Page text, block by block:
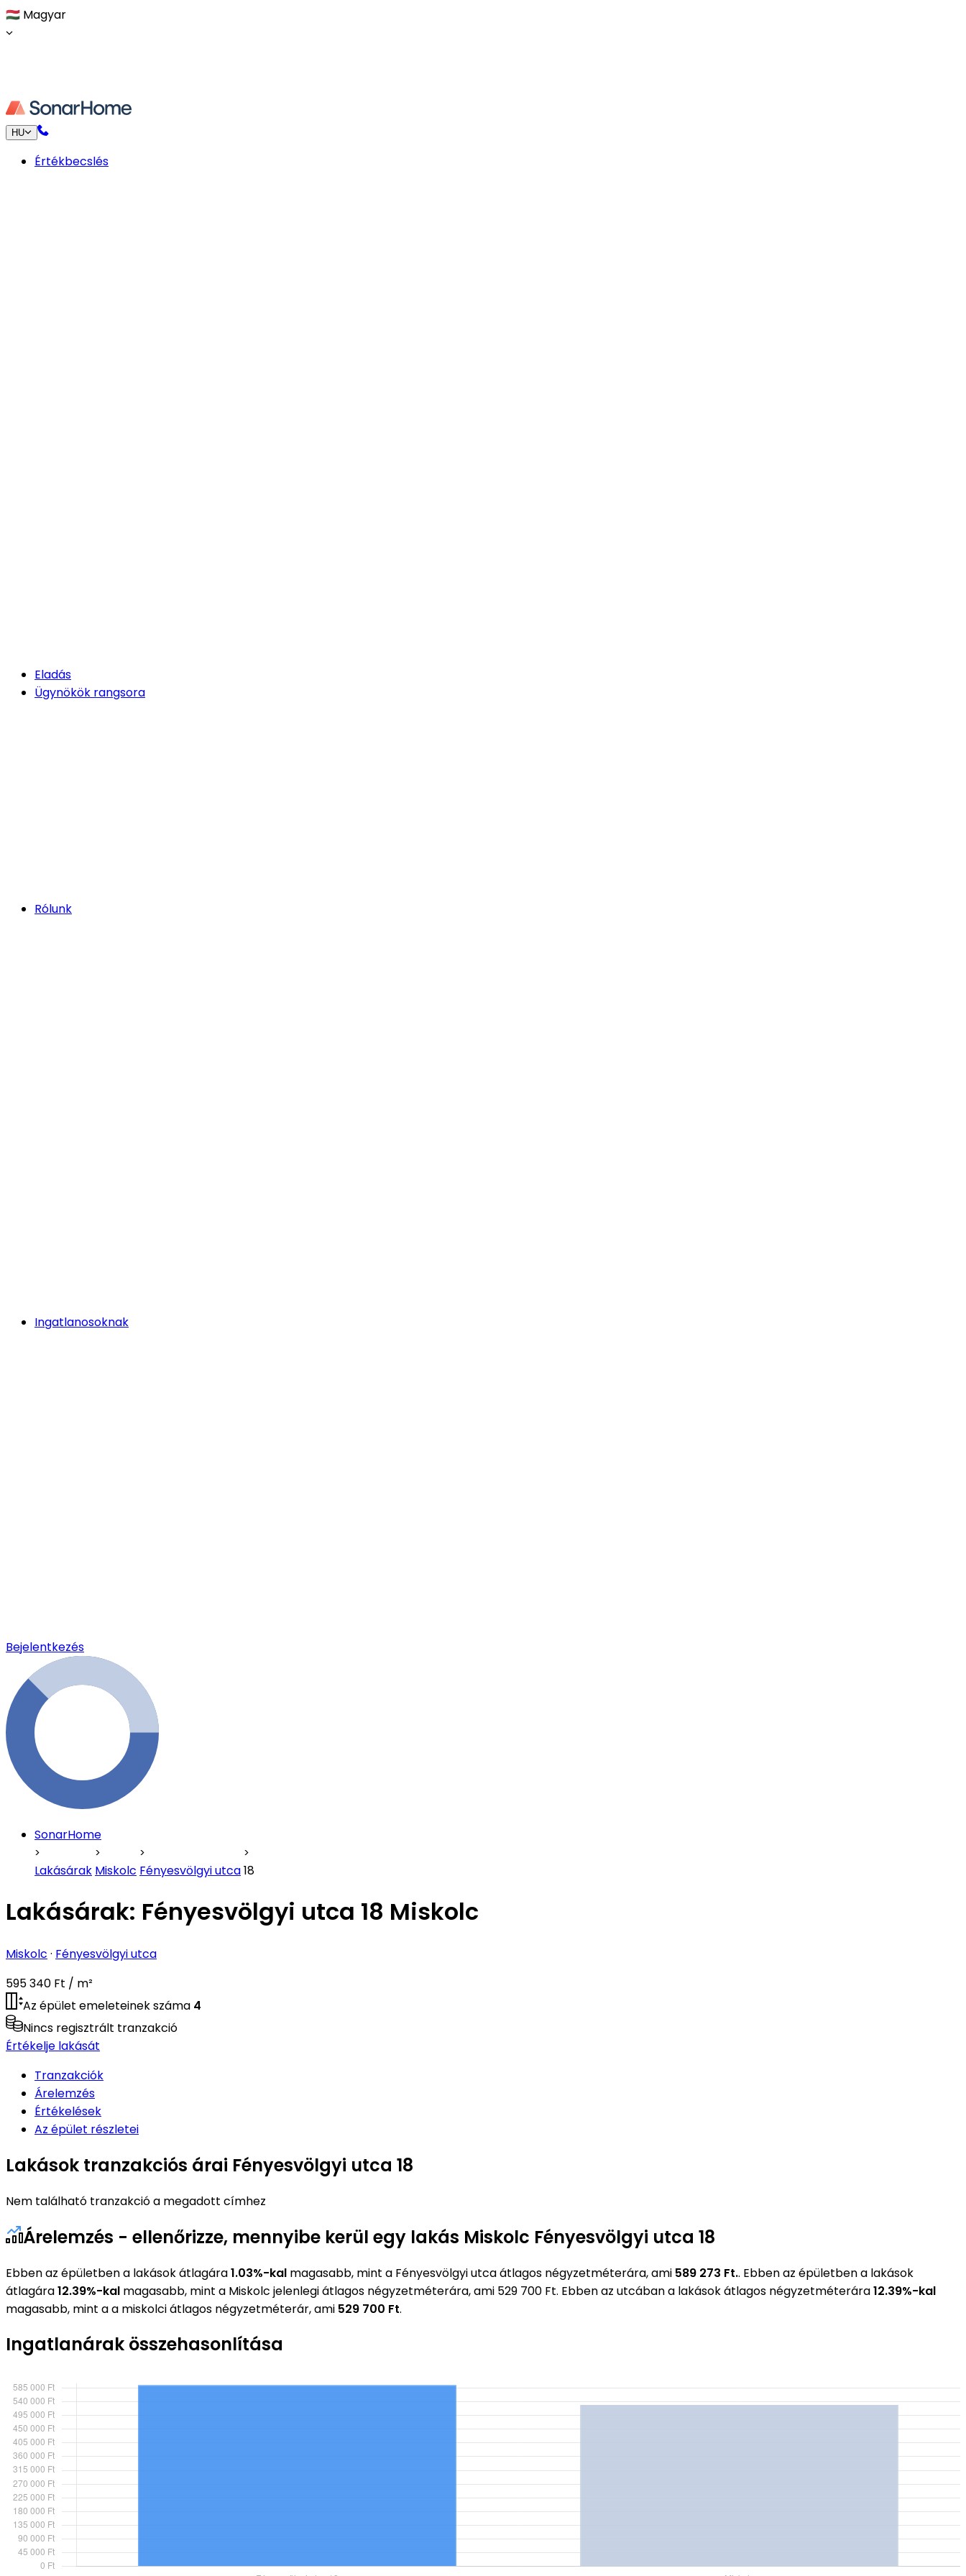
🇭🇺 Magyar
HU
Értékbecslés
Eladás
Ügynökök rangsora
Rólunk
Ingatlanosoknak
Bejelentkezés
SonarHome
Lakásárak Miskolc Fényesvölgyi utca18
Lakásárak: Fényesvölgyi utca 18 Miskolc
Miskolc · Fényesvölgyi utca
595 340 Ft / m²
Az épület emeleteinek száma 4
Nincs regisztrált tranzakció
Értékelje lakását
Tranzakciók
Árelemzés
Értékelések
Az épület részletei
Lakások tranzakciós árai Fényesvölgyi utca 18
Nem található tranzakció a megadott címhez
Árelemzés - ellenőrizze, mennyibe kerül egy lakás Miskolc Fényesvölgyi utca 18
Ebben az épületben a lakások átlagára1.03%-kal magasabb, mint a Fényesvölgyi utca átlagos négyzetméterára, ami 589 273 Ft.. Ebben az épületben a lakások
átlagára12.39%-kal magasabb, mint a Miskolc jelenlegi átlagos négyzetméterára, ami 529 700 Ft. Ebben az utcában a lakások átlagos négyzetméterára12.39%-kal
magasabb, mint a a miskolci átlagos négyzetméterár, ami 529 700 Ft.
Ingatlanárak összehasonlítása